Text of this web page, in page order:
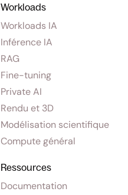
Workloads
Workloads IA
Inférence IA
RAG
Fine-tuning
Private AI
Rendu et 3D
Modélisation scientifique
Compute général
Ressources
Documentation